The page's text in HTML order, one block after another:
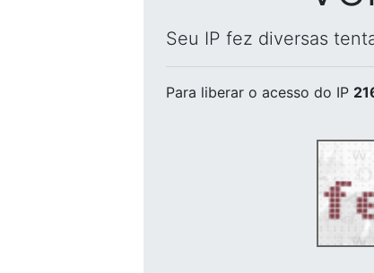
Seu IP fez diversas
Para liberar o acesso do IP